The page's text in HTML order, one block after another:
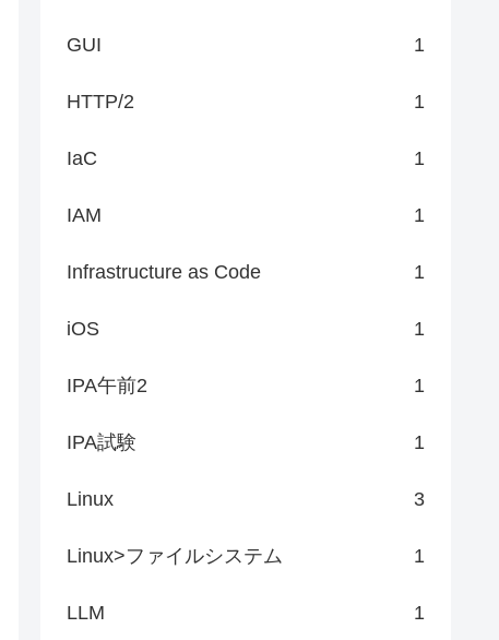
GUI 1
HTTP/2 1
IaC 1
IAM 1
Infrastructure as Code 1
iOS 1
IPA午前2 1
IPA試験 1
Linux 3
Linux>ファイルシステム 1
LLM 1